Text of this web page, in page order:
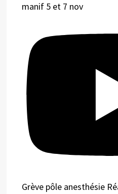
manif 5 et 7 nov
Grève pôle anesthésie